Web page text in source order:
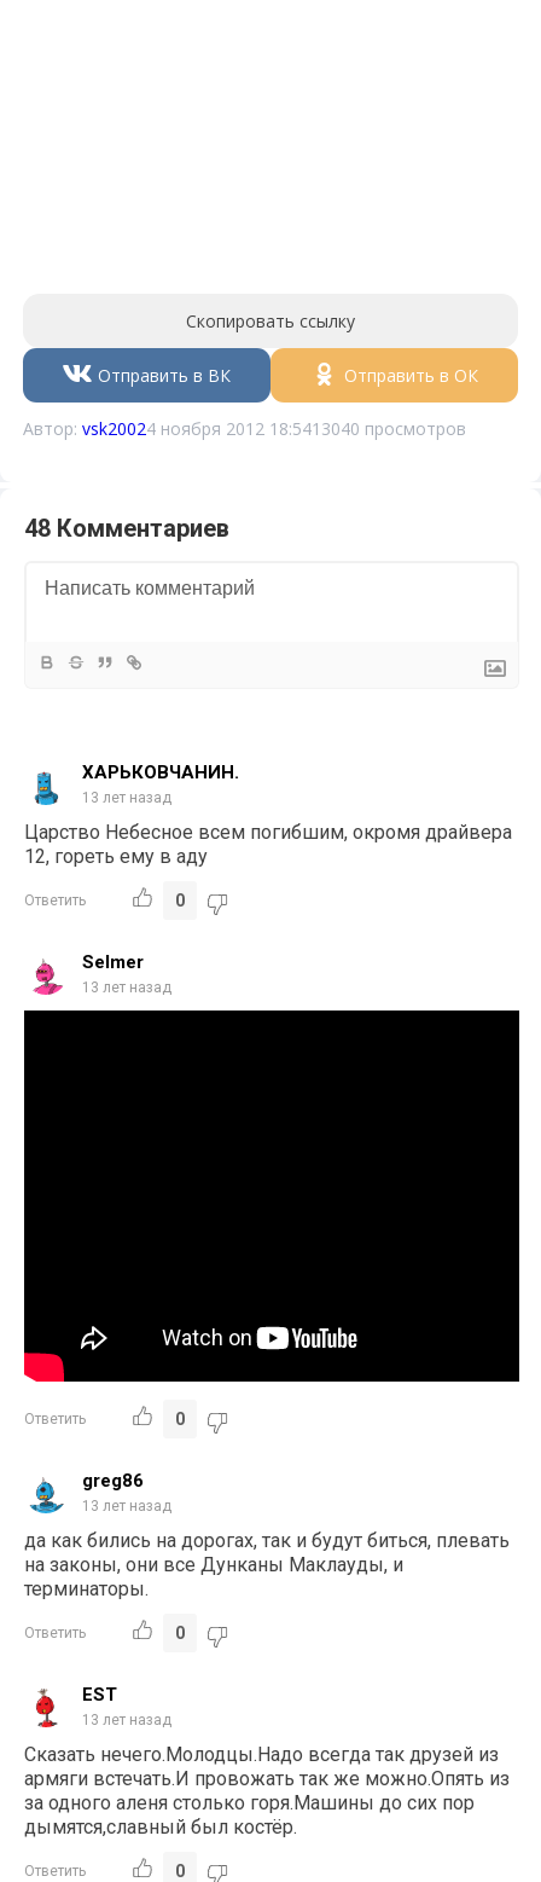
Скопировать ссылку
Отправить в ВК Отправить в ОК
Автор:vsk20024 ноября 2012 18:5413040 просмотров
48 Комментариев
ХАРЬКОВЧАНИН.
13 лет назад
Царство Небесное всем погибшим, окромя драйвера
12, гореть ему в аду
Ответить 0
Selmer
13 лет назад
Ответить 0
greg86
13 лет назад
да как бились на дорогах, так и будут биться, плевать
на законы, они все Дунканы Маклауды, и
терминаторы.
Ответить 0
EST
13 лет назад
Сказать нечего.Молодцы.Надо всегда так друзей из
армяги встечать.И провожать так же можно.Опять из
за одного аленя столько горя.Машины до сих пор
дымятся,славный был костёр.
Ответить 0